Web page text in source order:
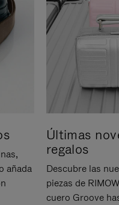
añada
Últimas
regalos
Descubre las
piezas de
cuero Groove